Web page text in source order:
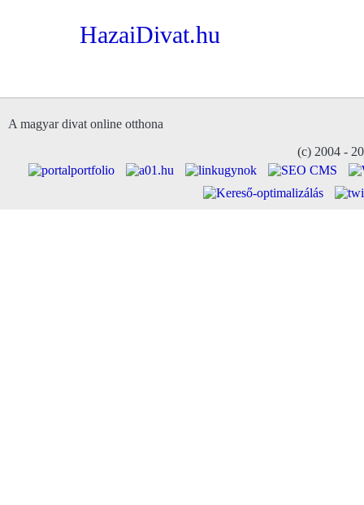
HazaiDivat.hu
A magyar divat online otthona
(c) 2004 -